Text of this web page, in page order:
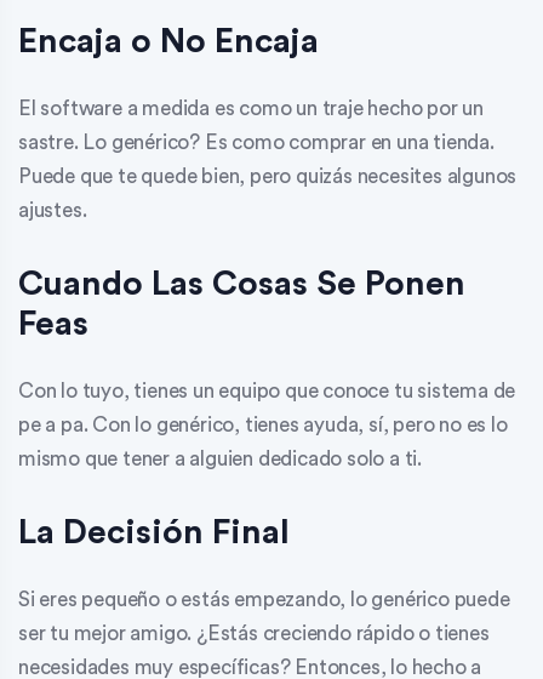
Encaja o No Encaja
El software a medida es como un traje hecho por un
sastre. Lo genérico? Es como comprar en una tienda.
Puede que te quede bien, pero quizás necesites algunos
ajustes.
Cuando Las Cosas Se Ponen
Feas
Con lo tuyo, tienes un equipo que conoce tu sistema de
pe a pa. Con lo genérico, tienes ayuda, sí, pero no es lo
mismo que tener a alguien dedicado solo a ti.
La Decisión Final
Si eres pequeño o estás empezando, lo genérico puede
ser tu mejor amigo. ¿Estás creciendo rápido o tienes
necesidades muy específicas? Entonces, lo hecho a